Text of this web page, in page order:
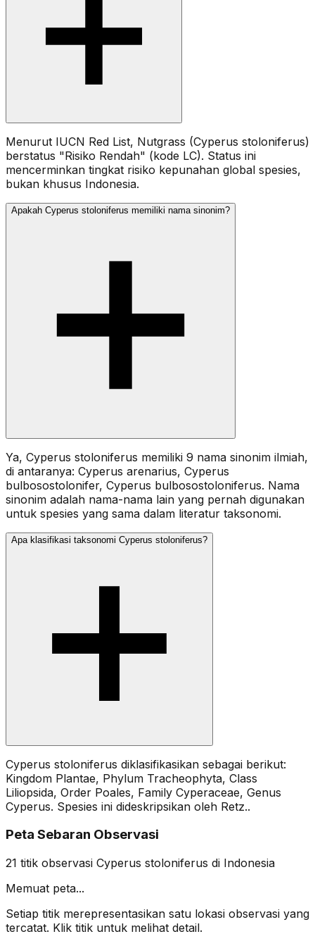
Menurut IUCN Red List, Nutgrass (Cyperus stoloniferus)
berstatus "Risiko Rendah" (kode LC). Status ini
mencerminkan tingkat risiko kepunahan global spesies,
bukan khusus Indonesia.
Apakah Cyperus stoloniferus memiliki nama sinonim?
Ya, Cyperus stoloniferus memiliki 9 nama sinonim ilmiah,
di antaranya: Cyperus arenarius, Cyperus
bulbosostolonifer, Cyperus bulbosostoloniferus. Nama
sinonim adalah nama-nama lain yang pernah digunakan
untuk spesies yang sama dalam literatur taksonomi.
Apa klasifikasi taksonomi Cyperus stoloniferus?
Cyperus stoloniferus diklasifikasikan sebagai berikut:
Kingdom Plantae, Phylum Tracheophyta, Class
Liliopsida, Order Poales, Family Cyperaceae, Genus
Cyperus. Spesies ini dideskripsikan oleh Retz..
Peta Sebaran Observasi
21 titik observasi Cyperus stoloniferus di Indonesia
Memuat peta...
Setiap titik merepresentasikan satu lokasi observasi yang
tercatat. Klik titik untuk melihat detail.